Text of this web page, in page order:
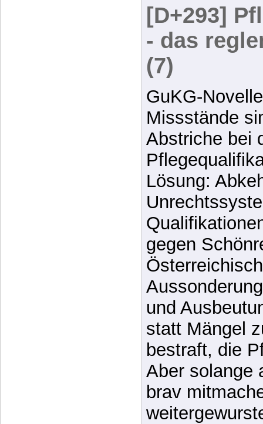
[D+293]
- das
(7)
GuKG-
Missstände
Abstriche bei
Lösung:
gegen
und
statt Mängel
bestraft, die
Aber solange
brav